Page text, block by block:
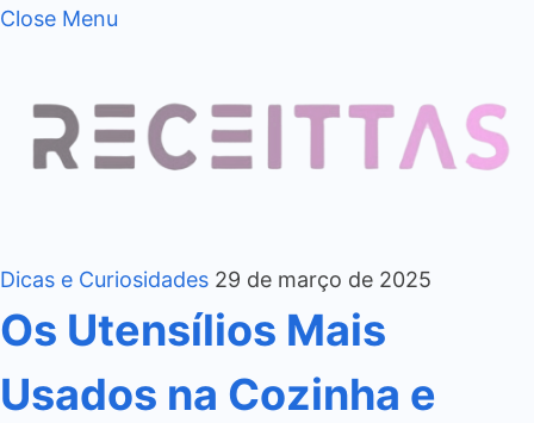
Close Menu
Dicas e Curiosidades 29 de março de 2025
Os Utensílios Mais
Usados na Cozinha e